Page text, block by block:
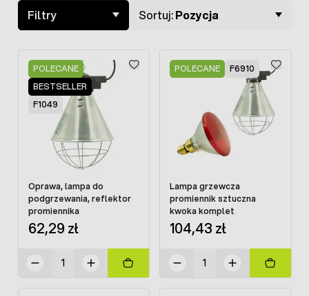
Filtry Sortuj:Pozycja
POLECANE
BESTSELLER
F1049
Oprawa, lampa do
podgrzewania, reflektor
promiennika
62,29 zł
POLECANE F6910
Lampa grzewcza
promiennik sztuczna
kwoka komplet
104,43 zł